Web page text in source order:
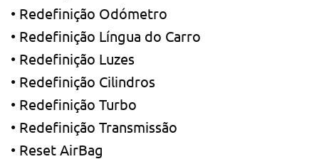
• Redefinição Odómetro
• Redefinição Língua do Carro
• Redefinição Luzes
• Redefinição Cilindros
• Redefinição Turbo
• Redefinição Transmissão
• Reset AirBag